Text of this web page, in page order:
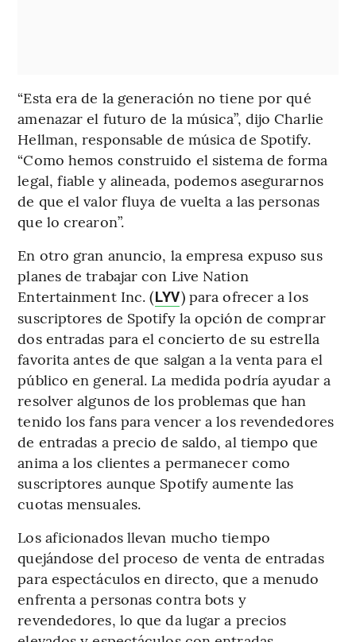
“Esta era de la generación no tiene por qué
amenazar el futuro de la música”, dijo Charlie
Hellman, responsable de música de Spotify.
“Como hemos construido el sistema de forma
legal, fiable y alineada, podemos asegurarnos
de que el valor fluya de vuelta a las personas
que lo crearon”.
En otro gran anuncio, la empresa expuso sus
planes de trabajar con Live Nation
Entertainment Inc. (LYV) para ofrecer a los
suscriptores de Spotify la opción de comprar
dos entradas para el concierto de su estrella
favorita antes de que salgan a la venta para el
público en general. La medida podría ayudar a
resolver algunos de los problemas que han
tenido los fans para vencer a los revendedores
de entradas a precio de saldo, al tiempo que
anima a los clientes a permanecer como
suscriptores aunque Spotify aumente las
cuotas mensuales.
Los aficionados llevan mucho tiempo
quejándose del proceso de venta de entradas
para espectáculos en directo, que a menudo
enfrenta a personas contra bots y
revendedores, lo que da lugar a precios